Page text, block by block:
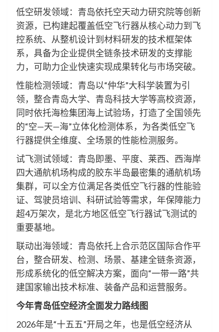
低空研发领域：青岛依托空天动力研究院等创新
资源，已构建起覆盖低空飞行器从核心动力到飞
控系统、从整机设计到材料研发的技术框架体
系，具备为企业提供全链条技术研发的支撑能
力，可助力企业快速实现成果转化与市场突破。
性能检测领域：青岛以“仲华”大科学装置为引
领，整合青岛大学、青岛科技大学等高校资源，
同时依托海检集团海上试验场，打造了全国领先
的“空—天—海”立体化检测体系，为各类低空飞
行器提供全维度、全场景的性能检测服务。
试飞测试领域：青岛即墨、平度、莱西、西海岸
四大通航机场构成的胶东半岛最密集的通航机场
集群，可以全方位满足各类低空飞行器的性能验
证、驾驶员培训、科研试验等需求，年保障能力
超4万架次，是北方地区低空飞行器试飞测试的
重要基地。
联动出海领域：青岛依托上合示范区国际合作平
台，整合研发、检测、场景、基建全链条资源，
形成系统化的低空解决方案，面向“一带一路”共
建国家输出技术标准、装备产品和运营服务。
今年青岛低空经济全面发力路线图
2026年是“十五五”开局之年，也是低空经济从